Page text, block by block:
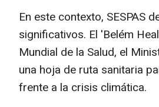
En este contexto, SESPAS
significativos. El 'Belém
Mundial de la Salud, el
una hoja de ruta sanitaria
frente a la crisis climática.